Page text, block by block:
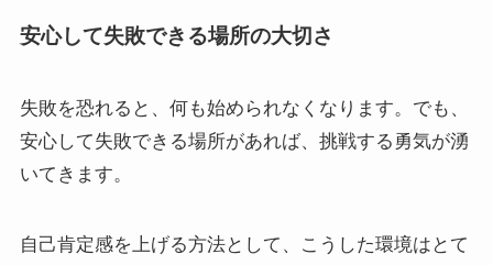
安心して失敗できる場所の大切さ
失敗を恐れると、何も始められなくなります。でも、
安心して失敗できる場所があれば、挑戦する勇気が湧
いてきます。
自己肯定感を上げる方法として、こうした環境はとて